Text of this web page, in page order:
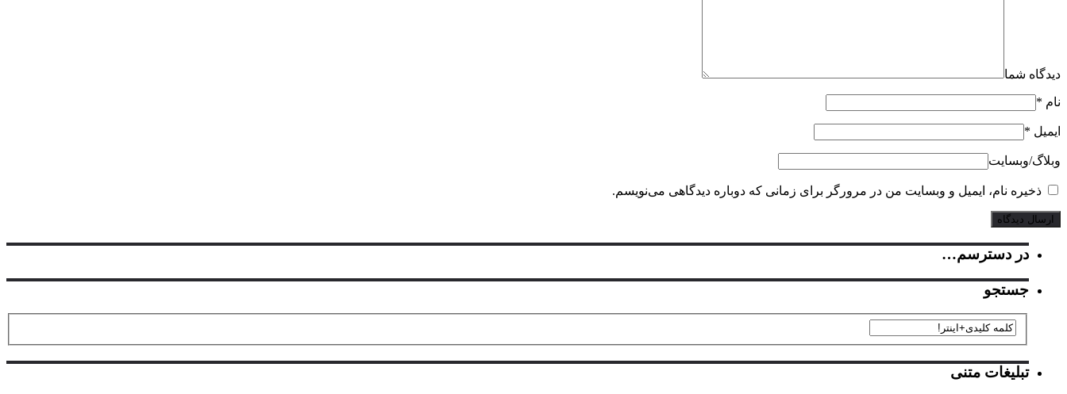
دیدگاه شما
نام *
ایمیل *
وبلاگ‌/‌وبسایت
ذخیره نام، ایمیل و وبسایت من در مرورگر برای زمانی که دوباره دیدگاهی می‌نویسم.
در دسترسم…
جستجو
تبلیغات متنی